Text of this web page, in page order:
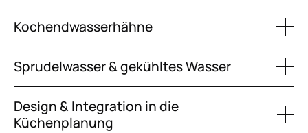
Kochendwasserhähne
Sprudelwasser & gekühltes Wasser
Design & Integration in die
Küchenplanung